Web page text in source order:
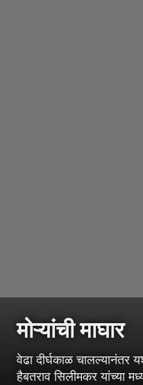
मोऱ्यांची माघार
वेढा दीर्घकाळ चालल्यानंतर
हैबतराव सिलीमकर यांच्या